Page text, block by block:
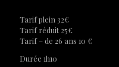
Tarif plein 32€
Tarif réduit 25€
Tarif – de 26 ans 10 €
Durée 1h10